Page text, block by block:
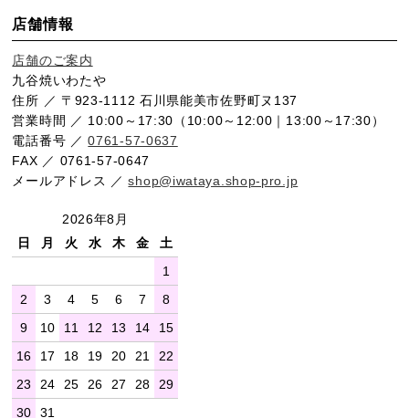
店舗情報
店舗のご案内
九谷焼いわたや
住所 ／ 〒923-1112 石川県能美市佐野町ヌ137
営業時間 ／ 10:00～17:30（10:00～12:00｜13:00～17:30）
電話番号 ／0761-57-0637
FAX ／ 0761-57-0647
メールアドレス ／shop@iwataya.shop-pro.jp
2026年8月
日
月 火 水 木 金
土
1
2
3 4 5 6 7
8
9
10 11 12 13 14
15
16
17 18 19 20 21
22
23
24 25 26 27 28
29
30
31